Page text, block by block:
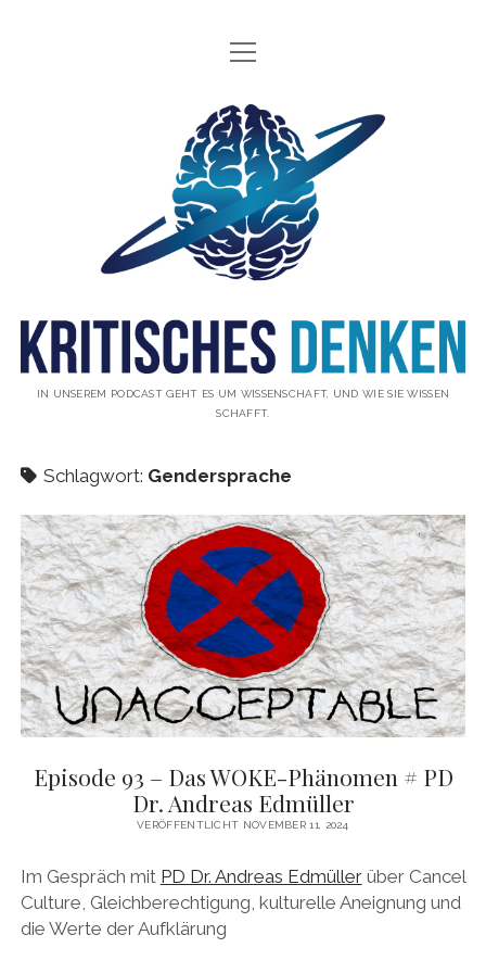
INFO
ÜBER UNS
WAS IST KRITISCHES DENKEN?
GÄSTE
THEMEN
UNTERSTÜTZUNG
KONTAKT
DAS BUCH ZUM PODCAST
facebook
linkedinyoutube
emailmastodon
patreonspotify
Menü
öffnen
Kritisches
Podcast
IN UNSEREM PODCAST GEHT ES UM WISSENSCHAFT, UND WIE SIE WISSEN
SCHAFFT.
Schlagwort: Gendersprache
Episode 93 – Das WOKE-Phänomen # PD
Dr. Andreas Edmüller
VERÖFFENTLICHT NOVEMBER 11, 2024
Im Gespräch mit PD Dr. Andreas Edmüllerüber Cancel
Culture, Gleichberechtigung, kulturelle Aneignung und
die Werte der Aufklärung